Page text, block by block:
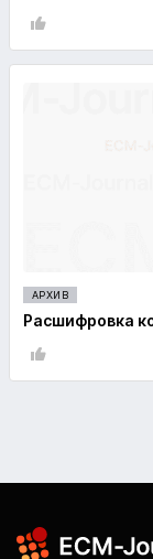
АРХИВ
Расшифровка